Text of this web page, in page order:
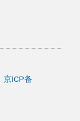
京ICP备